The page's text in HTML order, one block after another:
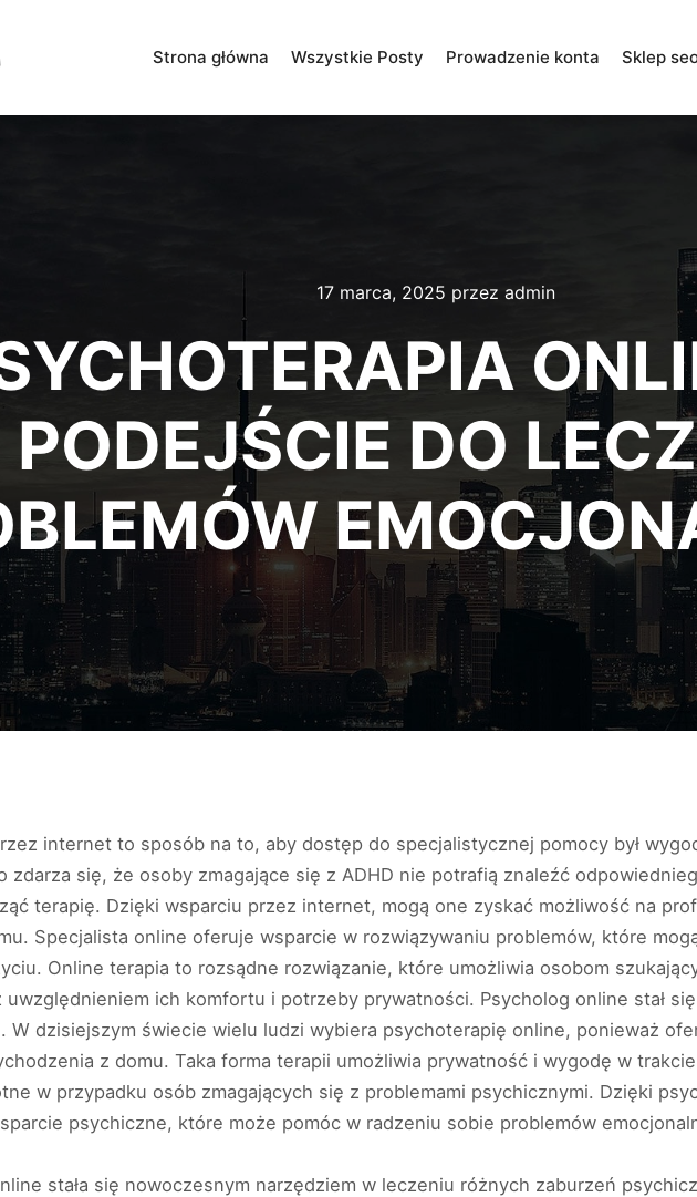
Strona główna Wszystkie Posty Prowadzenie konta Sklep
17 marca, 2025 przez admin
PODEJŚCIE DO
internet to sposób na to, aby dostęp do specjalistycznej pomocy był
zdarza się, że osoby zmagające się z ADHD nie potrafią znaleźć
terapię. Dzięki wsparciu przez internet, mogą one zyskać możliwość na
Specjalista online oferuje wsparcie w rozwiązywaniu problemów, które
Online terapia to rozsądne rozwiązanie, które umożliwia osobom
uwzględnieniem ich komfortu i potrzeby prywatności. Psycholog online stał
W dzisiejszym świecie wielu ludzi wybiera psychoterapię online, ponieważ
z domu. Taka forma terapii umożliwia prywatność i wygodę w
w przypadku osób zmagających się z problemami psychicznymi. Dzięki
psychiczne, które może pomóc w radzeniu sobie problemów
stała się nowoczesnym narzędziem w leczeniu różnych zaburzeń